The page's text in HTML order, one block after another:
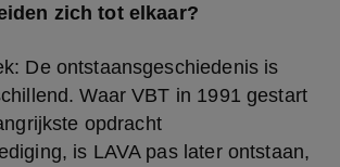
zich tot elkaar?
De ontstaansgeschiedenis is
Waar VBT in 1991 gestart
opdracht
is LAVA pas later ontstaan,